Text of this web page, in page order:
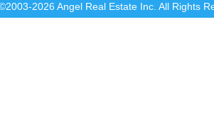
2026 Angel Real Estate Inc. All Rights